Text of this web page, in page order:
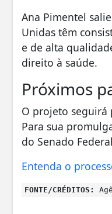
Ana Pimentel
Unidas têm
e de alta
direito à saúde.
Próximos
O projeto seguirá
Para sua
do Senado
Entenda o
FONTE/CRÉDITOS: